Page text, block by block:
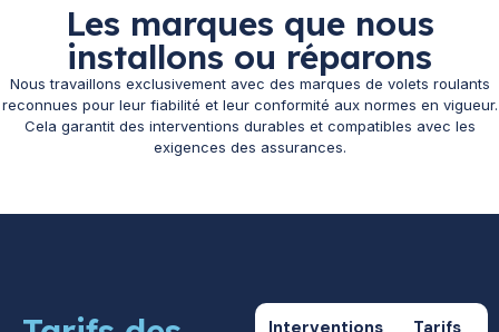
Les marques que nous
installons ou réparons
Nous travaillons exclusivement avec des marques de volets roulants
reconnues pour leur fiabilité et leur conformité aux normes en vigueur.
Cela garantit des interventions durables et compatibles avec les
exigences des assurances.
Interventions Tarifs